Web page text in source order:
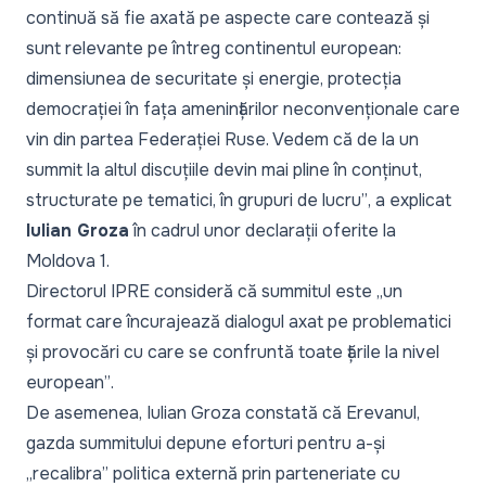
continuă să fie axată pe aspecte care contează și
sunt relevante pe întreg continentul european:
dimensiunea de securitate și energie, protecția
democrației în fața amenințărilor neconvenționale care
vin din partea Federației Ruse. Vedem că de la un
summit la altul discuțiile devin mai pline în conținut,
structurate pe tematici, în grupuri de lucru”, a explicat
Iulian Grozaîn cadrul unor declarații oferite la
Moldova 1.
Directorul IPRE consideră că summitul este „un
format care încurajează dialogul axat pe problematici
și provocări cu care se confruntă toate țările la nivel
european”.
De asemenea, Iulian Groza constată că Erevanul,
gazda summitului depune eforturi pentru a-și
„recalibra” politica externă prin parteneriate cu